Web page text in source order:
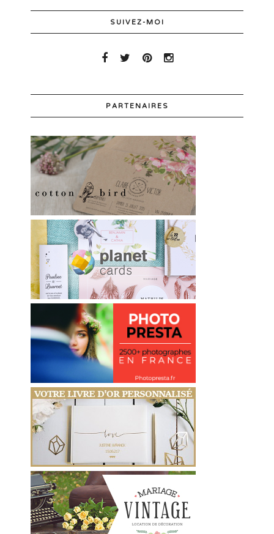
SUIVEZ-MOI
PARTENAIRES